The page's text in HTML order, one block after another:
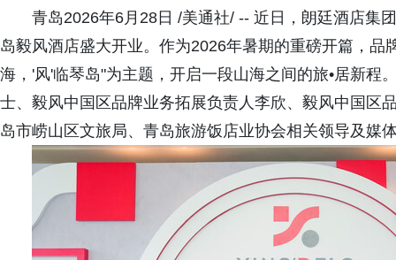
青岛2026年6月28日 /美通社/ -- 近日，朗廷酒店集
岛毅风酒店盛大开业。作为2026年暑期的重磅开篇，
海，'风'临琴岛"为主题，开启一段山海之间的旅•居新程
士、毅风中国区品牌业务拓展负责人李欣、毅风中国区
岛市崂山区文旅局、青岛旅游饭店业协会相关领导及媒